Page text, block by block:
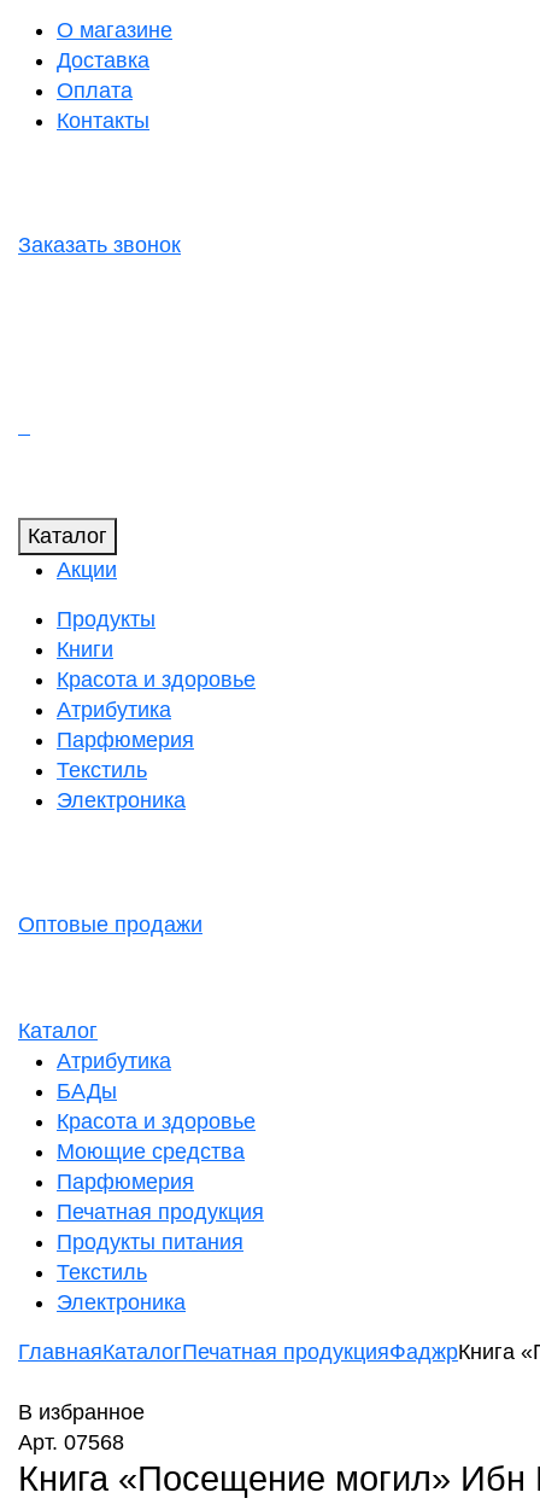
О магазине
Доставка
Оплата
Контакты
Заказать звонок
Каталог
Акции
Продукты
Книги
Красота и здоровье
Атрибутика
Парфюмерия
Текстиль
Электроника
Оптовые продажи
Каталог
Атрибутика
БАДы
Красота и здоровье
Моющие средства
Парфюмерия
Печатная продукция
Продукты питания
Текстиль
Электроника
ГлавнаяКаталогПечатная продукцияФаджрКнига
В избранное
Арт. 07568
Книга «Посещение могил»